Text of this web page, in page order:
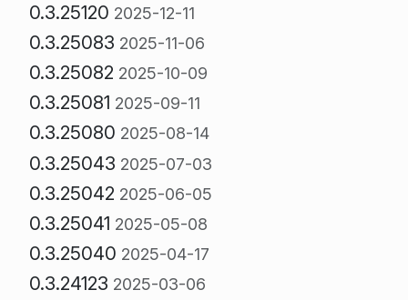
0.3.25120 2025-12-11
0.3.25083 2025-11-06
0.3.25082 2025-10-09
0.3.25081 2025-09-11
0.3.25080 2025-08-14
0.3.25043 2025-07-03
0.3.25042 2025-06-05
0.3.25041 2025-05-08
0.3.25040 2025-04-17
0.3.24123 2025-03-06